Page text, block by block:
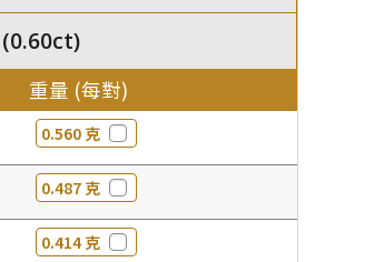
重量 (每對)
0.560 克
0.487 克
0.414 克